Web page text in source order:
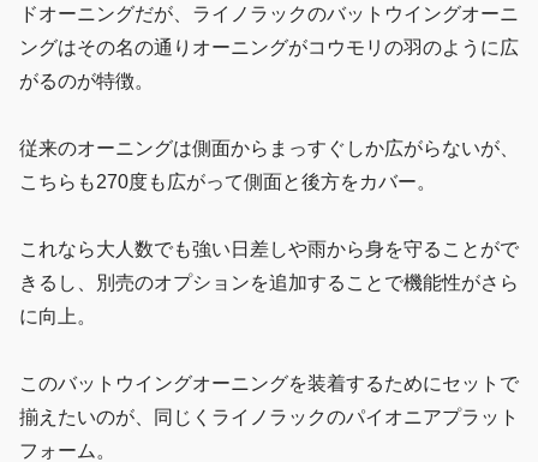
ドオーニングだが、ライノラックのバットウイングオーニ
ングはその名の通りオーニングがコウモリの羽のように広
がるのが特徴。
従来のオーニングは側面からまっすぐしか広がらないが、
こちらも270度も広がって側面と後方をカバー。
これなら大人数でも強い日差しや雨から身を守ることがで
きるし、別売のオプションを追加することで機能性がさら
に向上。
このバットウイングオーニングを装着するためにセットで
揃えたいのが、同じくライノラックのパイオニアプラット
フォーム。